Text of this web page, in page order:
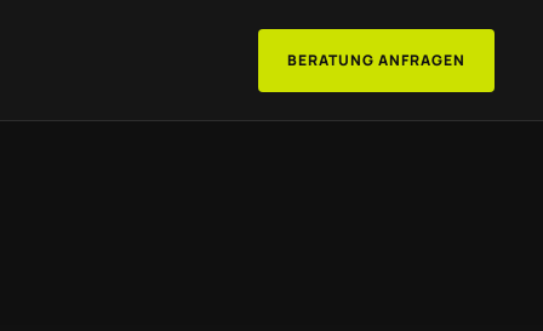
BERATUNG ANFRAGEN